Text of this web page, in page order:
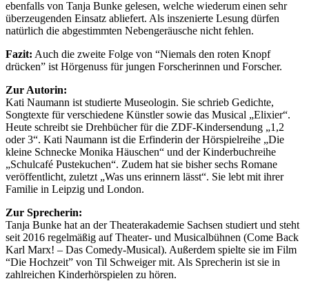
ebenfalls von Tanja Bunke gelesen, welche wiederum einen sehr
überzeugenden Einsatz abliefert. Als inszenierte Lesung dürfen
natürlich die abgestimmten Nebengeräusche nicht fehlen.
Fazit: Auch die zweite Folge von “Niemals den roten Knopf
drücken” ist Hörgenuss für jungen Forscherinnen und Forscher.
Zur Autorin:
Kati Naumann ist studierte Museologin. Sie schrieb Gedichte,
Songtexte für verschiedene Künstler sowie das Musical „Elixier“.
Heute schreibt sie Drehbücher für die ZDF-Kindersendung „1,2
oder 3“. Kati Naumann ist die Erfinderin der Hörspielreihe „Die
kleine Schnecke Monika Häuschen“ und der Kinderbuchreihe
„Schulcafé Pustekuchen“. Zudem hat sie bisher sechs Romane
veröffentlicht, zuletzt „Was uns erinnern lässt“. Sie lebt mit ihrer
Familie in Leipzig und London.
Zur Sprecherin:
Tanja Bunke hat an der Theaterakademie Sachsen studiert und steht
seit 2016 regelmäßig auf Theater- und Musicalbühnen (Come Back
Karl Marx! – Das Comedy-Musical). Außerdem spielte sie im Film
“Die Hochzeit” von Til Schweiger mit. Als Sprecherin ist sie in
zahlreichen Kinderhörspielen zu hören.